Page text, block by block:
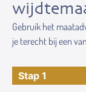
Gebruik het
je terecht bij een
Stap 1